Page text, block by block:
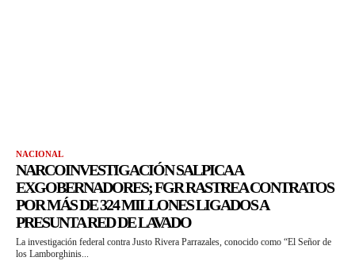
NACIONAL
NARCOINVESTIGACIÓN SALPICA A
EXGOBERNADORES; FGR RASTREA CONTRATOS
POR MÁS DE 324 MILLONES LIGADOS A
PRESUNTA RED DE LAVADO
La investigación federal contra Justo Rivera Parrazales, conocido como “El Señor de
los Lamborghinis...